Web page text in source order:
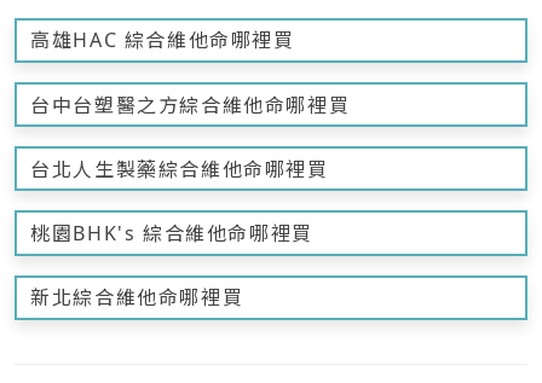
高雄HAC 綜合維他命哪裡買
台中台塑醫之方綜合維他命哪裡買
台北人生製藥綜合維他命哪裡買
桃園BHK's 綜合維他命哪裡買
新北綜合維他命哪裡買